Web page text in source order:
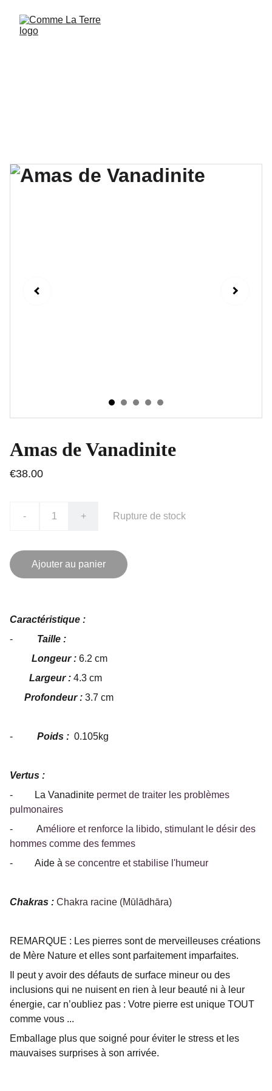
Amas de Vanadinite
€38.00
- + Rupture de stock
Ajouter au panier
Caractéristique :
- Taille :
Longeur : 6.2 cm
Largeur : 4.3 cm
Profondeur : 3.7 cm
- Poids : 0.105kg
Vertus :
- La Vanadinite permet de traiter les problèmes
pulmonaires
- Améliore et renforce la libido, stimulant le désir des
hommes comme des femmes
- Aide à se concentre et stabilise l'humeur
Chakras : Chakra racine (Mūlādhāra)
REMARQUE : Les pierres sont de merveilleuses créations
de Mère Nature et elles sont parfaitement imparfaites.
Il peut y avoir des défauts de surface mineur ou des
inclusions qui ne nuisent en rien à leur beauté ni à leur
énergie, car n’oubliez pas : Votre pierre est unique TOUT
comme vous ...
Emballage plus que soigné pour éviter le stress et les
mauvaises surprises à son arrivée.